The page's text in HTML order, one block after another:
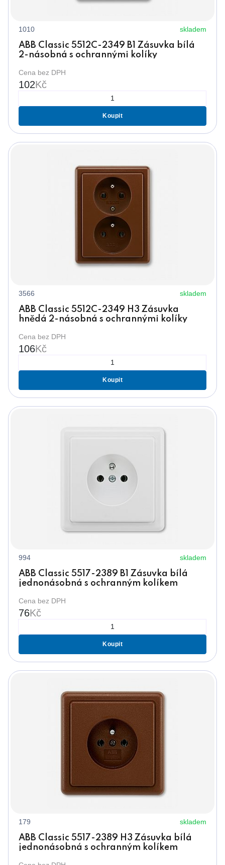
1010 skladem
ABB Classic 5512C-2349 B1 Zásuvka bílá
2-násobná s ochrannými kolíky
Cena bez DPH
102Kč
Koupit
3566 skladem
ABB Classic 5512C-2349 H3 Zásuvka
hnědá 2-násobná s ochrannými kolíky
Cena bez DPH
106Kč
Koupit
994 skladem
ABB Classic 5517-2389 B1 Zásuvka bílá
jednonásobná s ochranným kolíkem
Cena bez DPH
76Kč
Koupit
179 skladem
ABB Classic 5517-2389 H3 Zásuvka bílá
jednonásobná s ochranným kolíkem